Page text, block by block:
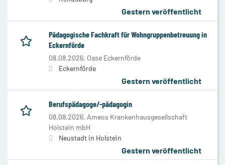
Gestern veröffentlicht
Pädagogische Fachkraft für Wohngruppenbetreuung in
Eckernförde
08.08.2026, Oase Eckernförde
Eckernförde
Gestern veröffentlicht
Berufspädagoge/-pädagogin
08.08.2026, Ameos Krankenhausgesellschaft
Holstein mbH
Neustadt in Holstein
Gestern veröffentlicht